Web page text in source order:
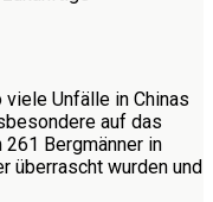
Unfälle in Chinas
auf das
261 Bergmänner in
überrascht wurden und